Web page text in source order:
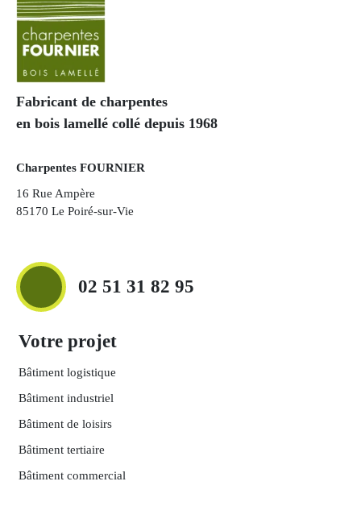
Fabricant de charpentes
en bois lamellé collé depuis 1968
Charpentes FOURNIER
16 Rue Ampère
85170 Le Poiré-sur-Vie
02 51 31 82 95
Votre projet
Bâtiment logistique
Bâtiment industriel
Bâtiment de loisirs
Bâtiment tertiaire
Bâtiment commercial